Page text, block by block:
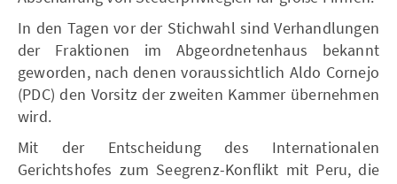
In den Tagen vor der Stichwahl sind Verhandlungen
der Fraktionen im Abgeordnetenhaus bekannt
geworden, nach denen voraussichtlich Aldo Cornejo
(PDC) den Vorsitz der zweiten Kammer übernehmen
wird.
Mit der Entscheidung des Internationalen
Gerichtshofes zum Seegrenz-Konflikt mit Peru, die